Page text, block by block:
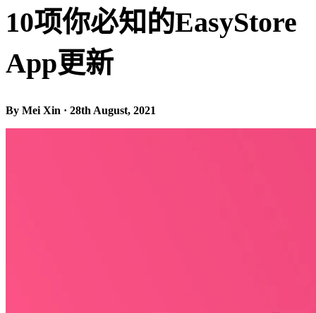
10项你必知的EasyStore
App更新
By Mei Xin · 28th August, 2021